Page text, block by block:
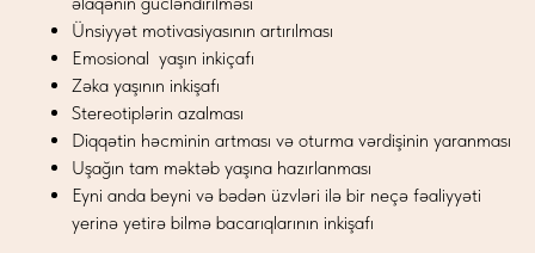
Ünsiyyət motivasiyasının artırılması
Emosional yaşın inkiçafı
Zəka yaşının inkişafı
Stereotiplərin azalması
Diqqətin həcminin artması və oturma vərdişinin yaranması
Uşağın tam məktəb yaşına hazırlanması
Eyni anda beyni və bədən üzvləri ilə bir neçə fəaliyyəti
yerinə yetirə bilmə bacarıqlarının inkişafı